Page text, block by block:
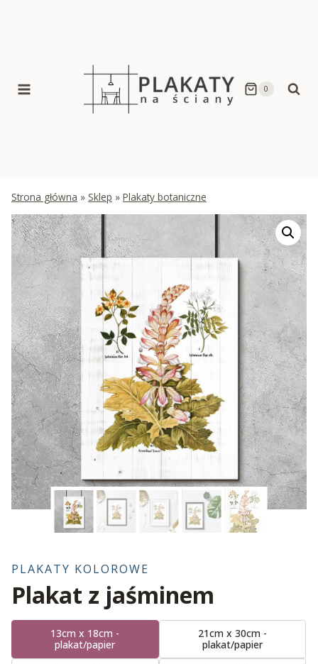
0
Strona główna » Sklep » Plakaty botaniczne
PLAKATY KOLOROWE
Plakat z jaśminem
13cm x 18cm -
plakat/papier
21cm x 30cm -
plakat/papier